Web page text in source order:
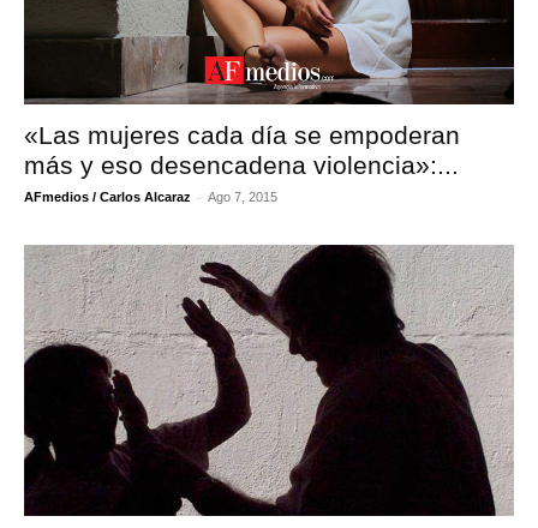
«Las mujeres cada día se empoderan
más y eso desencadena violencia»:...
AFmedios / Carlos Alcaraz - Ago 7, 2015